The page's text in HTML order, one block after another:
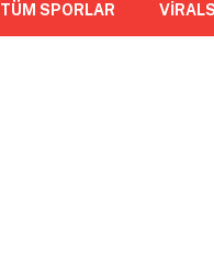
TÜM SPORLAR